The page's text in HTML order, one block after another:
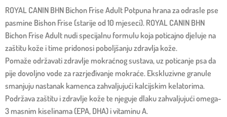
ROYAL CANIN BHN Bichon Frise Adult Potpuna hrana za odrasle pse
pasmine Bishon Frise (starije od 10 mjeseci). ROYAL CANIN BHN
Bichon Frise Adult nudi specijalnu formulu koja poticajno djeluje na
zaštitu kože i time pridonosi poboljšanju zdravlja kože.
Pomaže održavati zdravlje mokraćnog sustava, uz poticanje psa da
pije dovoljno vode za razrjeđivanje mokraće. Ekskluzivne granule
smanjuju nastanak kamenca zahvaljujući kalcijskim kelatorima.
Podržava zaštitu i zdravlje kože te njeguje dlaku zahvaljujući omega-
3 masnim kiselinama (EPA, DHA) i vitaminu A.